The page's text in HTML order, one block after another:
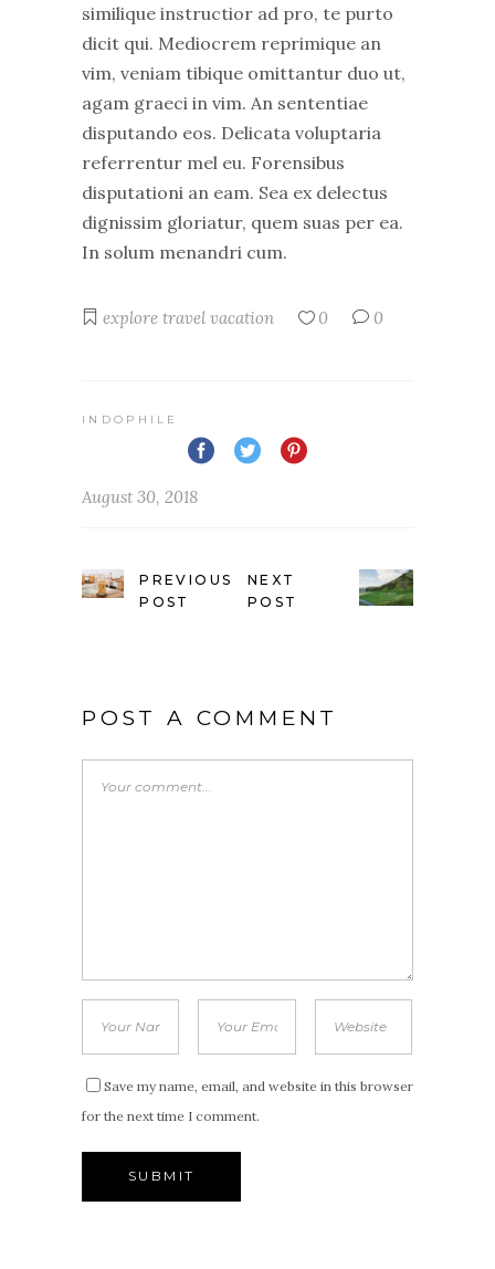
similique instructior ad pro, te purto
dicit qui. Mediocrem reprimique an
vim, veniam tibique omittantur duo ut,
agam graeci in vim. An sententiae
disputando eos. Delicata voluptaria
referrentur mel eu. Forensibus
disputationi an eam. Sea ex delectus
dignissim gloriatur, quem suas per ea.
In solum menandri cum.
explore travel vacation 0 0
INDOPHILE
August 30, 2018
PREVIOUS
POST
NEXT
POST
POST A COMMENT
Save my name, email, and website in this browser
for the next time I comment.